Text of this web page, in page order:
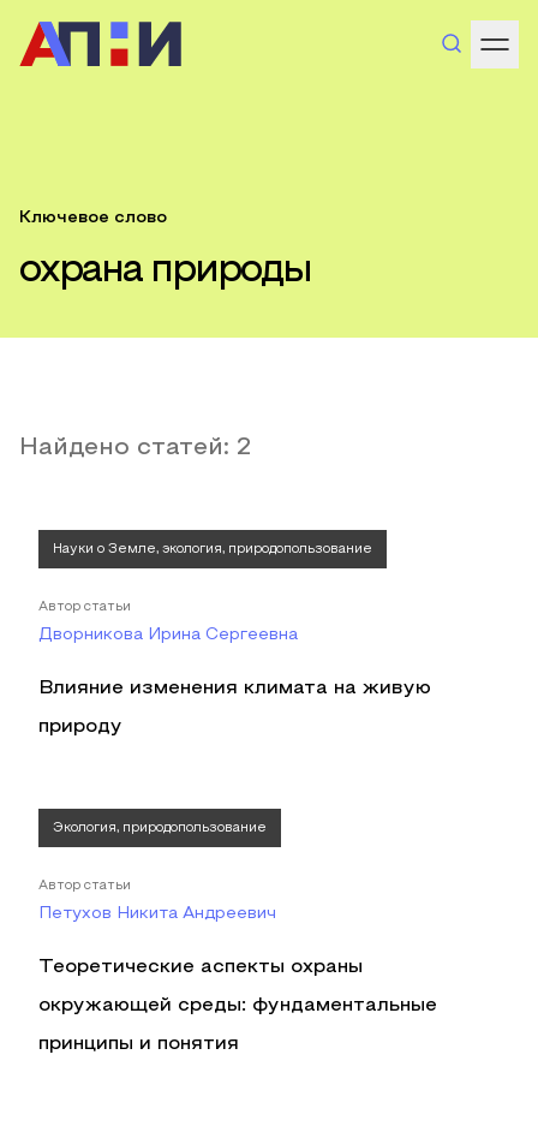
Ключевое слово
охрана природы
Найдено статей: 2
Науки о Земле, экология, природопользование
Автор статьи
Дворникова Ирина Сергеевна
Влияние изменения климата на живую
природу
Экология, природопользование
Автор статьи
Петухов Никита Андреевич
Теоретические аспекты охраны
окружающей среды: фундаментальные
принципы и понятия